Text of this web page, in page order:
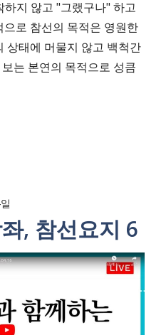
지 않고 "그랬구나" 하고
로 참선의 목적은 영원한
상태에 머물지 않고 백척간
는 본연의 목적으로 성큼
, 참선요지 6